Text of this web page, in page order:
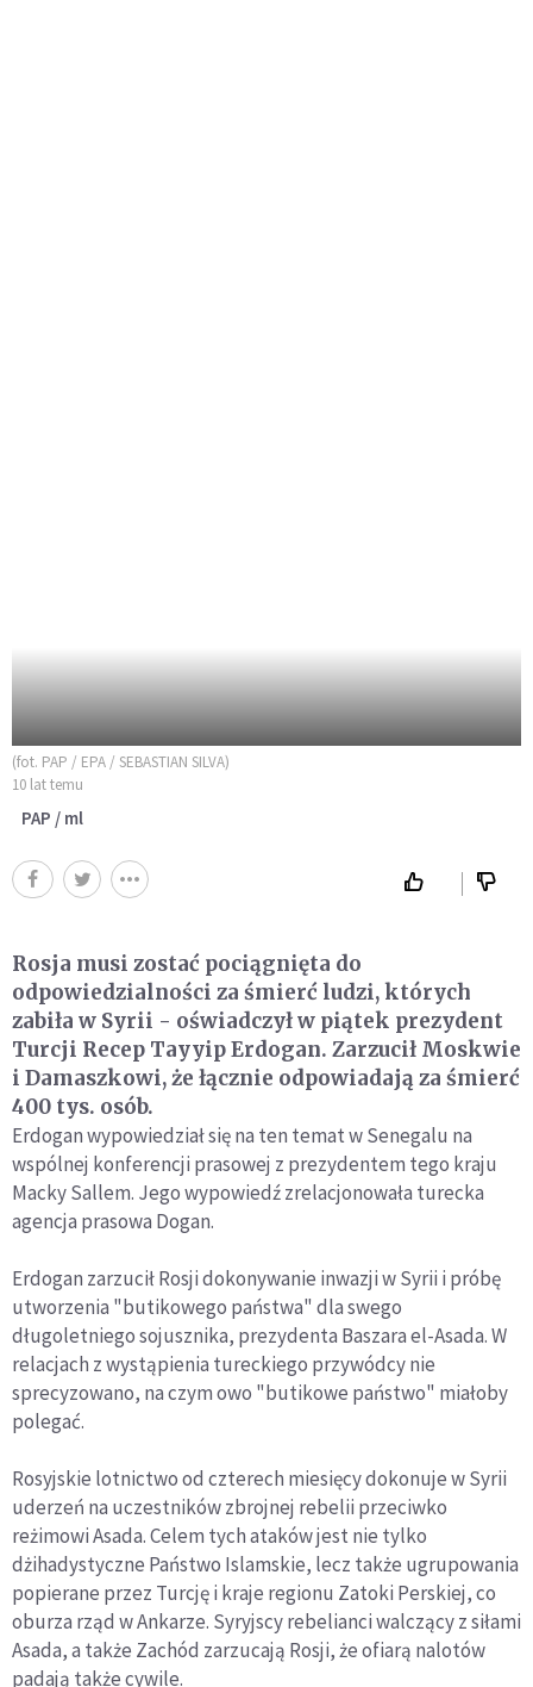
(fot. PAP / EPA / SEBASTIAN SILVA)
10 lat temu
PAP / ml
Rosja musi zostać pociągnięta do
odpowiedzialności za śmierć ludzi, których
zabiła w Syrii - oświadczył w piątek prezydent
Turcji Recep Tayyip Erdogan. Zarzucił Moskwie
i Damaszkowi, że łącznie odpowiadają za śmierć
400 tys. osób.
Erdogan wypowiedział się na ten temat w Senegalu na
wspólnej konferencji prasowej z prezydentem tego kraju
Macky Sallem. Jego wypowiedź zrelacjonowała turecka
agencja prasowa Dogan.
Erdogan zarzucił Rosji dokonywanie inwazji w Syrii i próbę
utworzenia "butikowego państwa" dla swego
długoletniego sojusznika, prezydenta Baszara el-Asada. W
relacjach z wystąpienia tureckiego przywódcy nie
sprecyzowano, na czym owo "butikowe państwo" miałoby
polegać.
Rosyjskie lotnictwo od czterech miesięcy dokonuje w Syrii
uderzeń na uczestników zbrojnej rebelii przeciwko
reżimowi Asada. Celem tych ataków jest nie tylko
dżihadystyczne Państwo Islamskie, lecz także ugrupowania
popierane przez Turcję i kraje regionu Zatoki Perskiej, co
oburza rząd w Ankarze. Syryjscy rebelianci walczący z siłami
Asada, a także Zachód zarzucają Rosji, że ofiarą nalotów
padają także cywile.